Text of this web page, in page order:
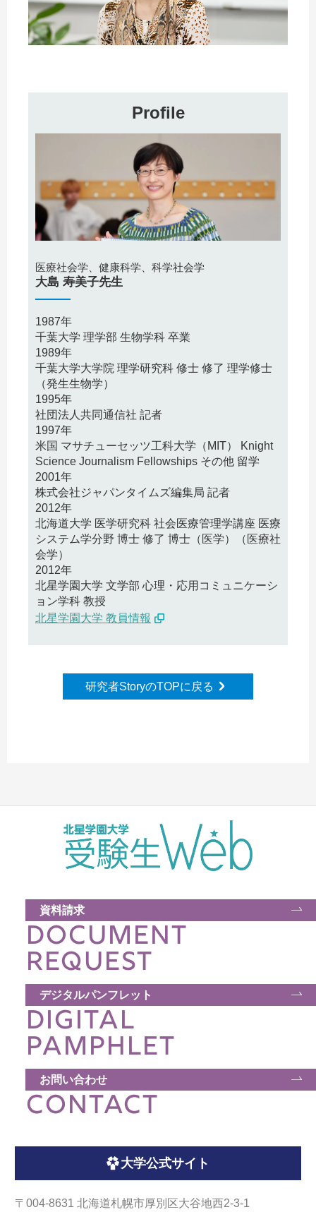
Profile
医療社会学、健康科学、科学社会学
大島 寿美子先生
1987年
千葉大学 理学部 生物学科 卒業
1989年
千葉大学大学院 理学研究科 修士 修了 理学修士
（発生生物学）
1995年
社団法人共同通信社 記者
1997年
米国 マサチューセッツ工科大学（MIT） Knight
Science Journalism Fellowships その他 留学
2001年
株式会社ジャパンタイムズ編集局 記者
2012年
北海道大学 医学研究科 社会医療管理学講座 医療
システム学分野 博士 修了 博士（医学）（医療社
会学）
2012年
北星学園大学 文学部 心理・応用コミュニケーシ
ョン学科 教授
北星学園大学 教員情報
研究者StoryのTOPに戻る
資料請求
DOCUMENT
REQUEST
デジタルパンフレット
DIGITAL
PAMPHLET
お問い合わせ
CONTACT
大学公式サイト
〒004-8631 北海道札幌市厚別区大谷地西2-3-1